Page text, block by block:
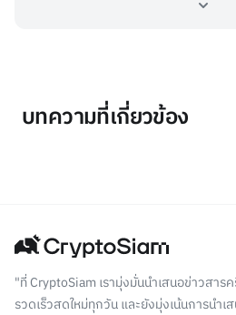
บทความที่เกี่ยวข้อง
"ที่ CryptoSiam เรามุ่งมั่นนำเสนอข่าวสาร
รวดเร็วสดใหม่ทุกวัน และยังมุ่งเน้นการนำเ